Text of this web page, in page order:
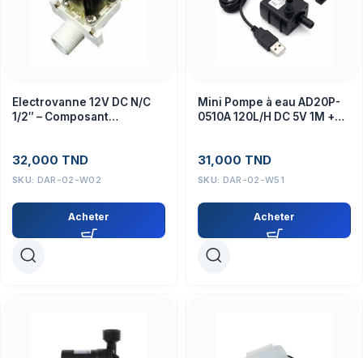
Electrovanne 12V DC N/C
1/2″ – Composant
32,000 TND
SKU: DAR-02-W02
Acheter
Mini Pompe à eau AD20P-
0510A 120L/H DC 5V 1M +
31,000 TND
SKU: DAR-02-W51
Acheter